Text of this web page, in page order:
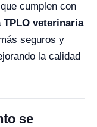
cumplen con
TPLO veterinaria
seguros y
la calidad
se